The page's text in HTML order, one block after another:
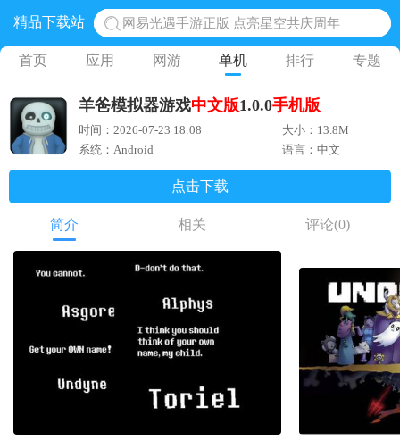
精品下载站
网易光遇手游正版 点亮星空共庆周年
黎明觉醒生机腾讯正版 黎明觉醒生机国际服
蛋仔派对下载 蛋仔派对体验服
奥特曼王者传奇 正版奥特曼游戏
地铁跑酷体验服国际服 地铁跑酷体验服版本
首页 应用 网游 单机 排行 专题
羊爸模拟器游戏中文版1.0.0手机版
时间：2026-07-23 18:08
大小：13.8M
系统：Android
语言：中文
点击下载
简介 相关 评论(0)